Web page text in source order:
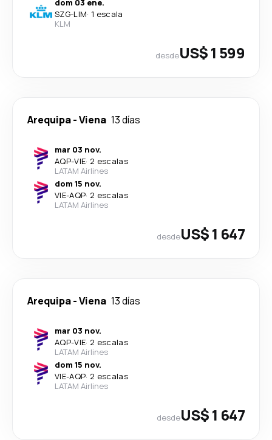
dom 03 ene.
SZG-LIM· 1 escala
KLM
desdeUS$ 1 599
Arequipa-Viena 13 días
mar 03 nov.
AQP-VIE· 2 escalas
LATAM Airlines
dom 15 nov.
VIE-AQP· 2 escalas
LATAM Airlines
desdeUS$ 1 647
Arequipa-Viena 13 días
mar 03 nov.
AQP-VIE· 2 escalas
LATAM Airlines
dom 15 nov.
VIE-AQP· 2 escalas
LATAM Airlines
desdeUS$ 1 647